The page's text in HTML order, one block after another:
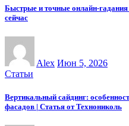
Быстрые и точные онлайн-
сейчас
Alex Июн 5, 2026
Статьи
Вертикальный сайдинг:
фасадов | Статья от Технониколь